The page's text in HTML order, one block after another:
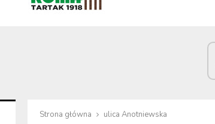
Strona główna ulica Anotniewska